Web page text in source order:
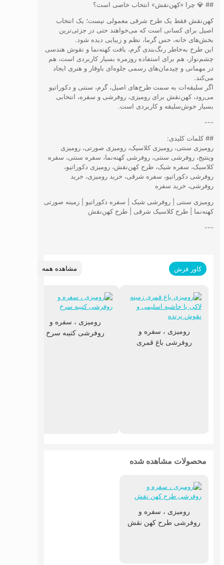
## 💎 چرا «کهن‌نقش» انتخاب خاصی است؟
کهن‌نقش فقط یک طرح شرقی معمولی نیست؛ یک انتخاب
اصیل برای کسانی است که می‌خواهند حتی در جزئی‌ترین
بخش‌های خانه، حس گرما، نظم و زیبایی دیده شود.
این طرح به‌خاطر رنگ‌بندی گرم، بافت کهنه‌نما و نقوش هندسی
چشم‌نواز، هم برای استفاده روزمره بسیار کاربردی است، هم
در مهمانی و چیدمان‌های رسمی جلوه‌ای باوقار و هنری ایجاد
می‌کند.
اگر سلیقه‌ات به سمت طرح‌های اصیل، گرم، سنتی و دکوراتیو
می‌رود، کهن‌نقش برای رومیزی، روفرشی و سفره، انتخابی
بسیار خوش‌سلیقه و کاربردی است.
---
## کلمات کلیدی:
رومیزی سنتی، رومیزی کلاسیک، رومیزی صورتی، رومیزی
وینتیج، روفرشی سنتی، روفرشی کهنه‌نما، سفره سنتی، سفره
کلاسیک، سفره شیک، طرح کهن‌نقش، رومیزی دکوراتیو،
روفرشی دکوراتیو، سفره شرقی، خرید رومیزی، خرید
روفرشی، خرید سفره
رومیزی سنتی | روفرشی شیک | سفره دکوراتیو | زمینه صورتی
کهنه‌نما | طرح کلاسیک شرقی | طرح کهن‌نقش
---
کاور فرش مشاهده همه
رومیزی ، سفره و
روفرشی باغ قمری
رومیزی ، سفره و
روفرشی کتیبه سرخ
محصولات مشاهده شده
رومیزی ، سفره و
روفرشی طرح کهن نقش